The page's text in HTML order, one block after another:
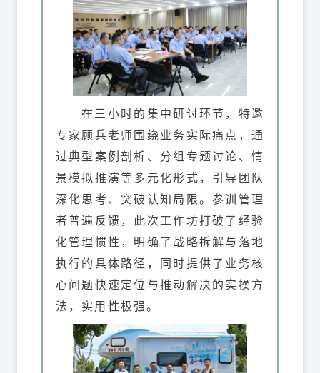
在三小时的集中研讨环节，特邀
专家顾兵老师围绕业务实际痛点，通
过典型案例剖析、分组专题讨论、情
景模拟推演等多元化形式，引导团队
深化思考、突破认知局限。参训管理
者普遍反馈，此次工作坊打破了经验
化管理惯性，明确了战略拆解与落地
执行的具体路径，同时提供了业务核
心问题快速定位与推动解决的实操方
法，实用性极强。